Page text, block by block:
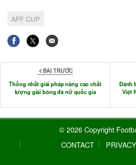
AFF CUP
BÀI TRƯỚC
Thống nhất giải pháp nâng cao chất
lượng giải bóng đá nữ quốc gia
Đánh
Việt
© 2026 Copyright
CONTACT